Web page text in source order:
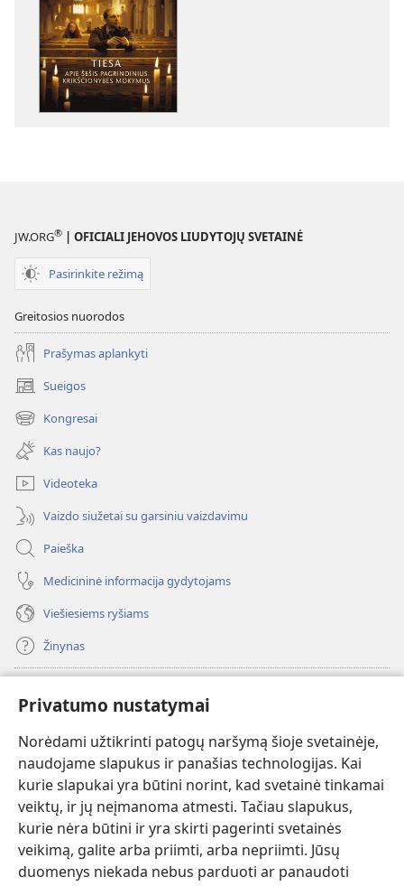
Privatumo nustatymai
Norėdami užtikrinti patogų naršymą šioje svetainėje,
naudojame slapukus ir panašias technologijas. Kai
kurie slapukai yra būtini norint, kad svetainė tinkamai
veiktų, ir jų neįmanoma atmesti. Tačiau slapukus,
kurie nėra būtini ir yra skirti pagerinti svetainės
veikimą, galite arba priimti, arba nepriimti. Jūsų
duomenys niekada nebus parduoti ar panaudoti
JW.ORG® | OFICIALI JEHOVOS LIUDYTOJŲ SVETAINĖ
Pasirinkite režimą
Greitosios nuorodos
Prašymas aplankyti
Sueigos
(atsiveria
naujas
langas)
Kongresai
(atsiveria
naujas
langas)
Kas naujo?
Videoteka
Vaizdo siužetai su garsiniu vaizdavimu
Paieška
Medicininė informacija gydytojams
Viešiesiems ryšiams
Žinynas
(atsiveria
naujas
langas)Sargybos bokšto INTERNETINĖ BIBLIOTEKA
(atsiveria
naujas
langas)JW Hub ®
(atsiveria
naujas
langas)JW Library
Watchtower Library